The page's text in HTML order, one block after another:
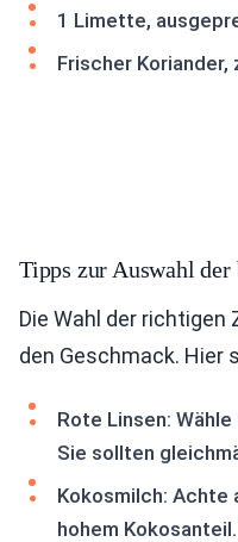
1 Limette,
Frischer Koriander,
Tipps zur Auswahl der
Die Wahl der
den Geschmack. Hier
Rote Linsen:
Sie sollten
Kokosmilch: Achte
hohem